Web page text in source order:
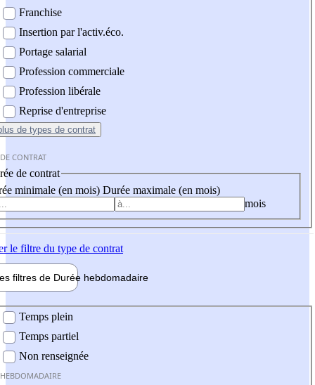
Franchise
Insertion par l'activ.éco.
Portage salarial
Profession commerciale
Profession libérale
Reprise d'entreprise
de types de contrat
CONTRAT
de contrat
minimale (en mois) Durée maximale (en mois)
mois
le filtre du type de contrat
filtres de Durée hebdomadaire
Temps plein
Temps partiel
Non renseignée